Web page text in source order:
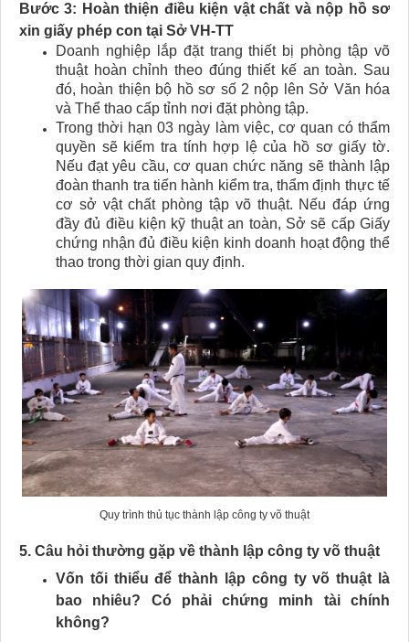
Bước 3: Hoàn thiện điều kiện vật chất và nộp hồ sơ
xin giấy phép con tại Sở VH-TT
Doanh nghiệp lắp đặt trang thiết bị phòng tập võ
thuật hoàn chỉnh theo đúng thiết kế an toàn. Sau
đó, hoàn thiện bộ hồ sơ số 2 nộp lên Sở Văn hóa
và Thể thao cấp tỉnh nơi đặt phòng tập.
Trong thời hạn 03 ngày làm việc, cơ quan có thẩm
quyền sẽ kiểm tra tính hợp lệ của hồ sơ giấy tờ.
Nếu đạt yêu cầu, cơ quan chức năng sẽ thành lập
đoàn thanh tra tiến hành kiểm tra, thẩm định thực tế
cơ sở vật chất phòng tập võ thuật. Nếu đáp ứng
đầy đủ điều kiện kỹ thuật an toàn, Sở sẽ cấp Giấy
chứng nhận đủ điều kiện kinh doanh hoạt động thể
thao trong thời gian quy định.
Quy trình thủ tục thành lập công ty võ thuật​
5. Câu hỏi thường gặp về thành lập công ty võ thuật​
Vốn tối thiểu để thành lập công ty võ thuật là
bao nhiêu? Có phải chứng minh tài chính
không?